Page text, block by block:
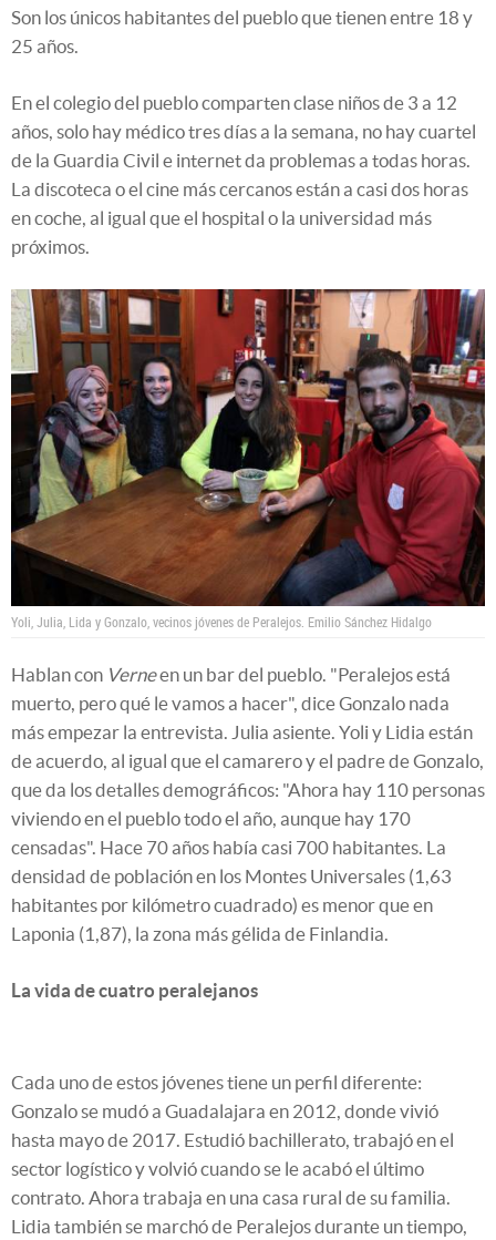
Son los únicos habitantes del pueblo que tienen entre 18 y
25 años.
En el colegio del pueblo comparten clase niños de 3 a 12
años, solo hay médico tres días a la semana, no hay cuartel
de la Guardia Civil e internet da problemas a todas horas.
La discoteca o el cine más cercanos están a casi dos horas
en coche, al igual que el hospital o la universidad más
próximos.
Yoli, Julia, Lida y Gonzalo, vecinos jóvenes de Peralejos. Emilio Sánchez Hidalgo
Hablan con Verneen un bar del pueblo. "Peralejos está
muerto, pero qué le vamos a hacer", dice Gonzalo nada
más empezar la entrevista. Julia asiente. Yoli y Lidia están
de acuerdo, al igual que el camarero y el padre de Gonzalo,
que da los detalles demográficos: "Ahora hay 110 personas
viviendo en el pueblo todo el año, aunque hay 170
censadas". Hace 70 años había casi 700 habitantes. La
densidad de población en los Montes Universales (1,63
habitantes por kilómetro cuadrado) es menor que en
Laponia (1,87), la zona más gélida de Finlandia.
La vida de cuatro peralejanos
Cada uno de estos jóvenes tiene un perfil diferente:
Gonzalo se mudó a Guadalajara en 2012, donde vivió
hasta mayo de 2017. Estudió bachillerato, trabajó en el
sector logístico y volvió cuando se le acabó el último
contrato. Ahora trabaja en una casa rural de su familia.
Lidia también se marchó de Peralejos durante un tiempo,